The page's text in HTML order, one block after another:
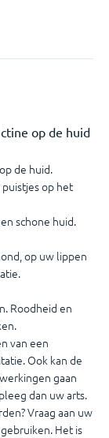
op de huid
de huid.
op het
schone huid.
op uw lippen
Roodheid en
van een
Ook kan de
gaan
dan uw arts.
Vraag aan uw
Het is